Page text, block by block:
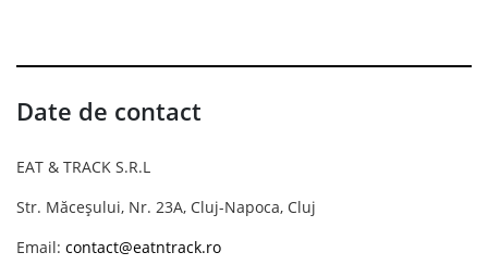
Date de contact
EAT & TRACK S.R.L
Str. Măceșului, Nr. 23A, Cluj-Napoca, Cluj
Email: contact@eatntrack.ro